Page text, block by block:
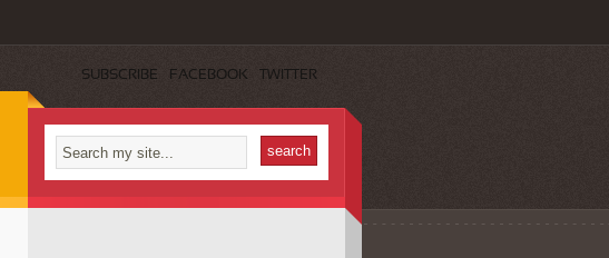
SUBSCRIBE FACEBOOK TWITTER